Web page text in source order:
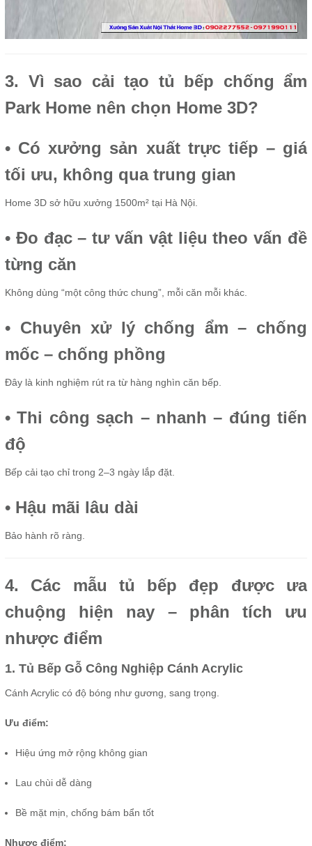
3. Vì sao cải tạo tủ bếp chống ẩm
Park Home nên chọn Home 3D?
• Có xưởng sản xuất trực tiếp – giá
tối ưu, không qua trung gian
Home 3D sở hữu xưởng 1500m² tại Hà Nội.
• Đo đạc – tư vấn vật liệu theo vấn đề
từng căn
Không dùng “một công thức chung”, mỗi căn mỗi khác.
• Chuyên xử lý chống ẩm – chống
mốc – chống phồng
Đây là kinh nghiệm rút ra từ hàng nghìn căn bếp.
• Thi công sạch – nhanh – đúng tiến
độ
Bếp cải tạo chỉ trong 2–3 ngày lắp đặt.
• Hậu mãi lâu dài
Bảo hành rõ ràng.
4. Các mẫu tủ bếp đẹp được ưa
chuộng hiện nay – phân tích ưu
nhược điểm
1. Tủ Bếp Gỗ Công Nghiệp Cánh Acrylic
Cánh Acrylic có độ bóng như gương, sang trọng.
Ưu điểm:
Hiệu ứng mở rộng không gian
Lau chùi dễ dàng
Bề mặt mịn, chống bám bẩn tốt
Nhược điểm: